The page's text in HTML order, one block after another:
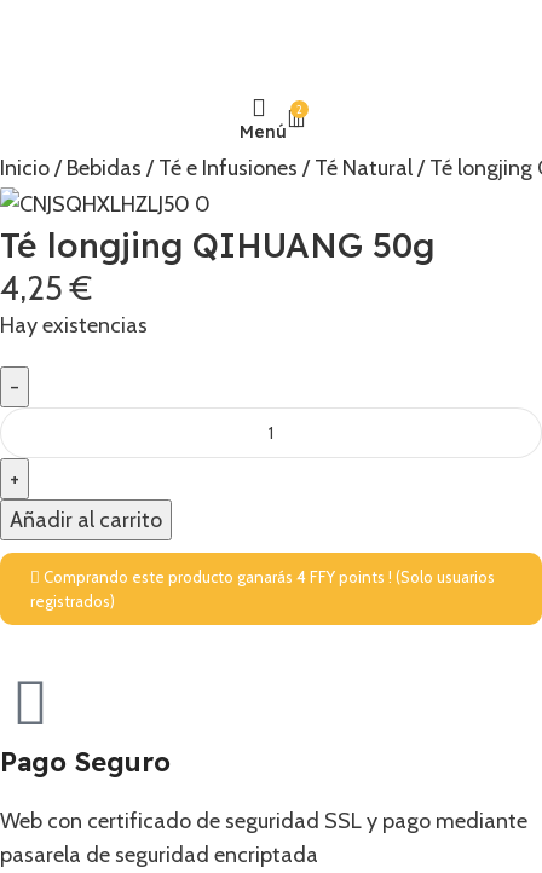
Menú
2
Inicio Bebidas Té e Infusiones Té Natural Té longjing
Té longjing QIHUANG 50g
4,25€
Hay existencias
Añadir al carrito
Comprando este producto ganarás 4FFY points ! (Solo usuarios
registrados)
Pago Seguro
Web con certificado de seguridad SSL y pago mediante
pasarela de seguridad encriptada